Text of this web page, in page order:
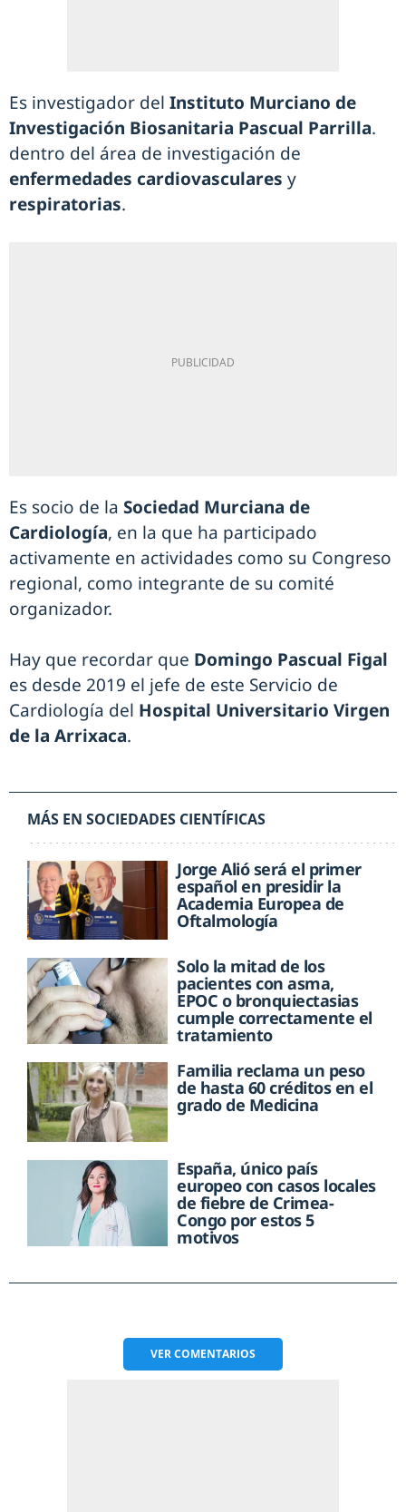
Es investigador del Instituto Murciano de
Investigación Biosanitaria Pascual Parrilla.
dentro del área de investigación de
enfermedades cardiovasculares y
respiratorias.
Es socio de la Sociedad Murciana de
Cardiología, en la que ha participado
activamente en actividades como su Congreso
regional, como integrante de su comité
organizador.
Hay que recordar que Domingo Pascual Figal
es desde 2019 el jefe de este Servicio de
Cardiología del Hospital Universitario Virgen
de la Arrixaca.
MÁS EN SOCIEDADES CIENTÍFICAS
Jorge Alió será el primer
español en presidir la
Academia Europea de
Oftalmología
Solo la mitad de los
pacientes con asma,
EPOC o bronquiectasias
cumple correctamente el
tratamiento
Familia reclama un peso
de hasta 60 créditos en el
grado de Medicina
España, único país
europeo con casos locales
de fiebre de Crimea-
Congo por estos 5
motivos
VERCOMENTARIOS